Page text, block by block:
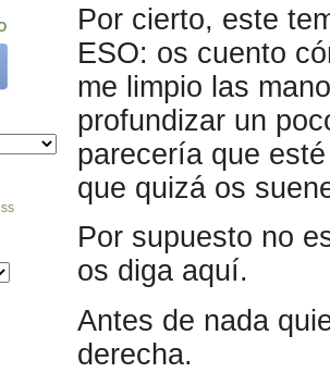
Por cierto, este
ESO: os cuento
me limpio las
profundizar un
parecería que
que quizá os
Por supuesto no
os diga aquí.
Antes de nada
derecha.